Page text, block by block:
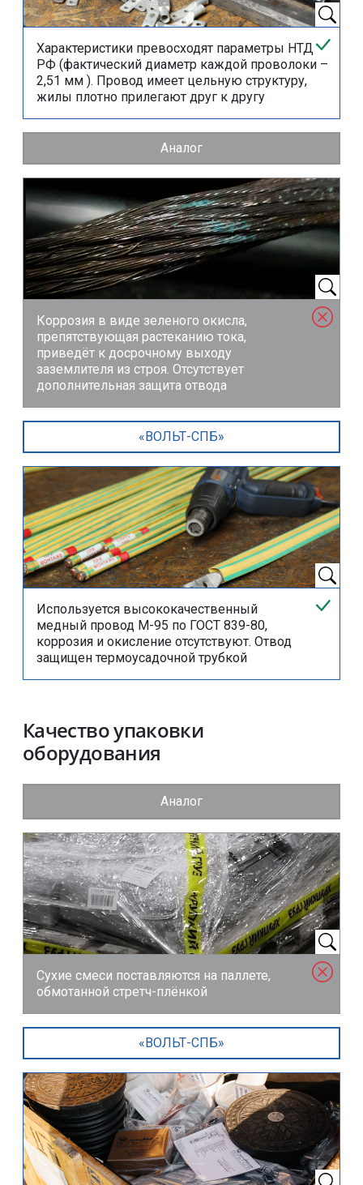
Характеристики превосходят параметры НТД
РФ (фактический диаметр каждой проволоки –
2,51 мм ). Провод имеет цельную структуру,
жилы плотно прилегают друг к другу
Аналог
Коррозия в виде зеленого окисла,
препятствующая растеканию тока,
приведёт к досрочному выходу
заземлителя из строя. Отсутствует
дополнительная защита отвода
«ВОЛЬТ-СПБ»
Используется высококачественный
медный провод М-95 по ГОСТ 839-80,
коррозия и окисление отсутствуют. Отвод
защищен термоусадочной трубкой
Качество упаковки
оборудования
Аналог
Сухие смеси поставляются на паллете,
обмотанной стретч-плёнкой
«ВОЛЬТ-СПБ»